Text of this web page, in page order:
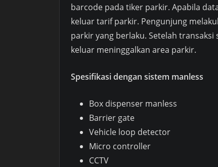
barcode pada tiker parkir. Apabila
keluar tarif parkir. Pengunjung
parkir yang berlaku. Setelah
keluar meninggalkan area parkir.
Spesifikasi dengan sistem manless
Box dispenser manless
Barrier gate
Vehicle loop detector
Micro controller
CCTV